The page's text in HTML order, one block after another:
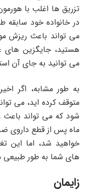
تزریق ‌ها اغلب با
در خانواده خود سابقه
می تواند باعث ریزش
هستید، جایگزین های
می توانید به جای آن
به طور مشابه، اگر
متوقف کرده اید، می
شود که می تواند باعث
ماه پس از قطع داروی
خواهید شد، اما این
های شما به طور طبیعی
زایمان